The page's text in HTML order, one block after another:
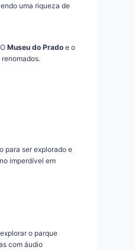
uma riqueza de
Museu do Prado e o
para ser explorado e
imperdível em
o parque
com áudio